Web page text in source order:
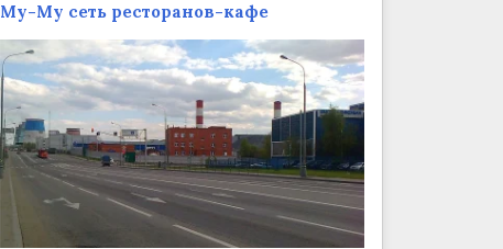
Му-Му сеть ресторанов-кафе